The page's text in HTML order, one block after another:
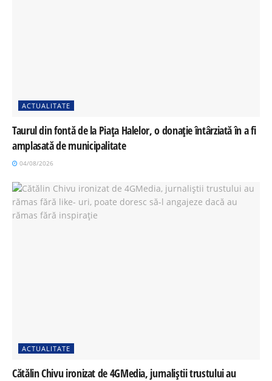
ACTUALITATE
Taurul din fontă de la Piața Halelor, o donație întârziată în a fi
amplasată de municipalitate
04/08/2026
ACTUALITATE
Cătălin Chivu ironizat de 4GMedia, jurnaliștii trustului au